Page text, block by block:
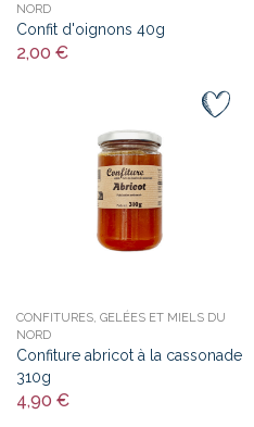
NORD
Confit d'oignons 40g
2,00 €
CONFITURES, GELÉES ET MIELS DU
NORD
Confiture abricot à la cassonade
310g
4,90 €